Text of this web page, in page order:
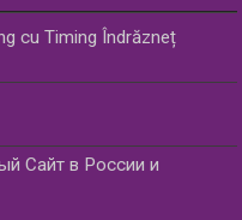
cu Timing Îndrăzneț
Сайт в России и